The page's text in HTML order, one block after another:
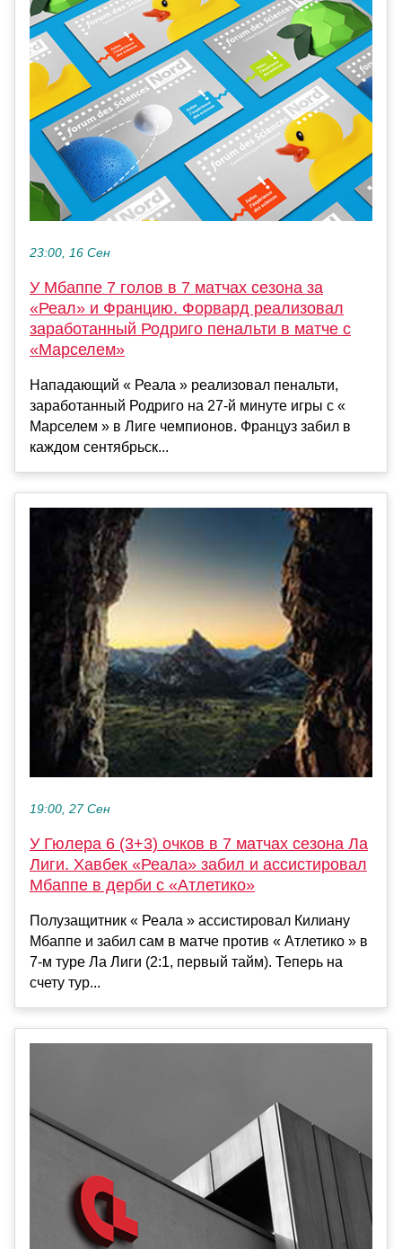
23:00, 16 Сен
У Мбаппе 7 голов в 7 матчах сезона за
«Реал» и Францию. Форвард реализовал
заработанный Родриго пенальти в матче с
«Марселем»
Нападающий « Реала » реализовал пенальти,
заработанный Родриго на 27-й минуте игры с «
Марселем » в Лиге чемпионов. Француз забил в
каждом сентябрьск...
19:00, 27 Сен
У Гюлера 6 (3+3) очков в 7 матчах сезона Ла
Лиги. Хавбек «Реала» забил и ассистировал
Мбаппе в дерби с «Атлетико»
Полузащитник « Реала » ассистировал Килиану
Мбаппе и забил сам в матче против « Атлетико » в
7-м туре Ла Лиги (2:1, первый тайм). Теперь на
счету тур...